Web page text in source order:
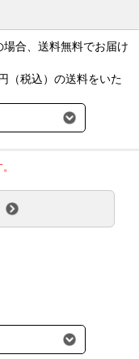
合、送料無料でお届け
（税込）の送料をいた
けにつきましては、1
配送無料となります。
の送料負担は、１回分
、大型商品送料のみご